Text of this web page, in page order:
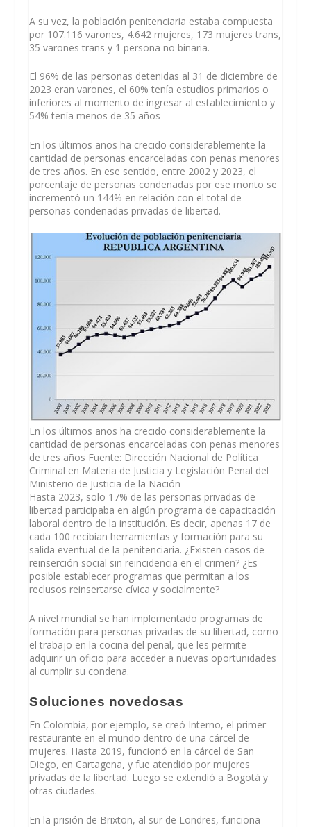
A su vez, la población penitenciaria estaba compuesta
por 107.116 varones, 4.642 mujeres, 173 mujeres trans,
35 varones trans y 1 persona no binaria.
El 96% de las personas detenidas al 31 de diciembre de
2023 eran varones, el 60% tenía estudios primarios o
inferiores al momento de ingresar al establecimiento y
54% tenía menos de 35 años
En los últimos años ha crecido considerablemente la
cantidad de personas encarceladas con penas menores
de tres años. En ese sentido, entre 2002 y 2023, el
porcentaje de personas condenadas por ese monto se
incrementó un 144% en relación con el total de
personas condenadas privadas de libertad.
En los últimos años ha crecido considerablemente la
cantidad de personas encarceladas con penas menores
de tres años Fuente: Dirección Nacional de Política
Criminal en Materia de Justicia y Legislación Penal del
Ministerio de Justicia de la Nación
Hasta 2023, solo 17% de las personas privadas de
libertad participaba en algún programa de capacitación
laboral dentro de la institución. Es decir, apenas 17 de
cada 100 recibían herramientas y formación para su
salida eventual de la penitenciaría. ¿Existen casos de
reinserción social sin reincidencia en el crimen? ¿Es
posible establecer programas que permitan a los
reclusos reinsertarse cívica y socialmente?
A nivel mundial se han implementado programas de
formación para personas privadas de su libertad, como
el trabajo en la cocina del penal, que les permite
adquirir un oficio para acceder a nuevas oportunidades
al cumplir su condena.
Soluciones novedosas
En Colombia, por ejemplo, se creó Interno, el primer
restaurante en el mundo dentro de una cárcel de
mujeres. Hasta 2019, funcionó en la cárcel de San
Diego, en Cartagena, y fue atendido por mujeres
privadas de la libertad. Luego se extendió a Bogotá y
otras ciudades.
En la prisión de Brixton, al sur de Londres, funciona